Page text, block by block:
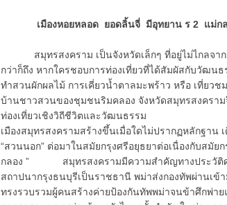
เมืองหอยหลอด ยอดลิ้นจี่ มีอุทยาน ร 2 แม่กลอ
สมุทรสงคราม เป็นจังหวัดเล็กๆ ที่อยู่ไม่ไกลจากก
กว่าก็ถึง หากใครชอบการท่องเที่ยวที่ได้สัมผัสกับวัฒน
ทำสวนผักผลไม้ การเคี่ยวน้ำตาลมะพร้าว หรือ เที่ยว
บ้านชาวสวนของชุมชนริมคลอง จังหวัดสมุทรสงคราม
ท่องเที่ยวเชิงวิถีชีวิตและวัฒนธรรม
เมืองสมุทรสงครามสร้างขึ้นเมื่อใดไม่ปรากฏหลักฐาน
“สวนนอก” ต่อมาในสมัยกรุงศรีอยุธยาต่อเนื่องกับสมัย
กลอง ”
สมุทรสงครามมีความสำคัญทางประวัติศา
สถาปนากรุงธนบุรีเป็นราชธานี พม่าส่งกองทัพผ่านเข้
ทรงรวบรวมผู้คนสร้างค่ายป้องกันทัพพม่าจนข้าศึกพ่า